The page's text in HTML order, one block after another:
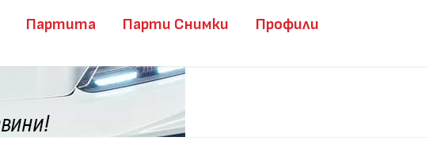
Партита Парти Снимки Профили